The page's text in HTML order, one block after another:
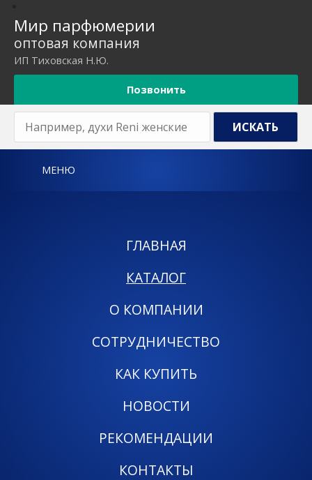
Мир парфюмерии
оптовая компания
ИП Тиховская Н.Ю.
Позвонить
МЕНЮ
ГЛАВНАЯ
КАТАЛОГ
О КОМПАНИИ
СОТРУДНИЧЕСТВО
КАК КУПИТЬ
НОВОСТИ
РЕКОМЕНДАЦИИ
КОНТАКТЫ